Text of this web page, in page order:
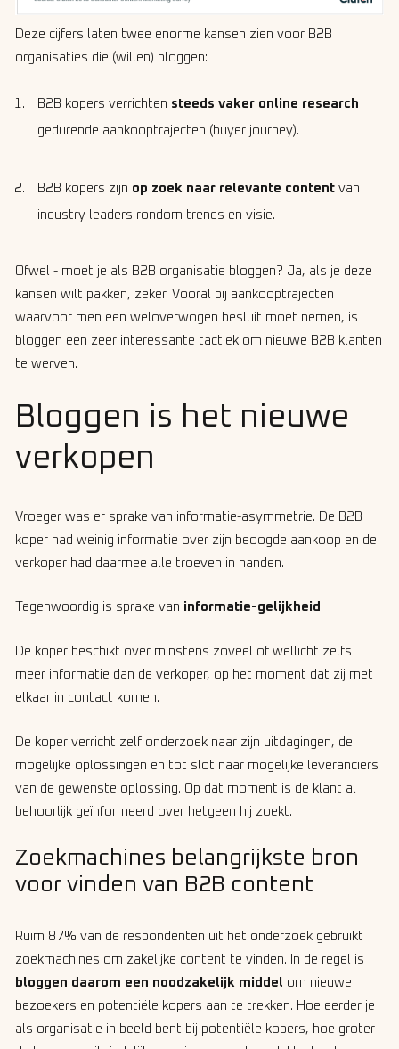
Deze cijfers laten twee enorme kansen zien voor B2B
organisaties die (willen) bloggen:
B2B kopers verrichten steeds vaker online research
gedurende aankooptrajecten (buyer journey).
B2B kopers zijn op zoek naar relevante content van
industry leaders rondom trends en visie.
Ofwel - moet je als B2B organisatie bloggen? Ja, als je deze
kansen wilt pakken, zeker. Vooral bij aankooptrajecten
waarvoor men een weloverwogen besluit moet nemen, is
bloggen een zeer interessante tactiek om nieuwe B2B klanten
te werven.
Bloggen is het nieuwe
verkopen
Vroeger was er sprake van informatie-asymmetrie. De B2B
koper had weinig informatie over zijn beoogde aankoop en de
verkoper had daarmee alle troeven in handen.
Tegenwoordig is sprake van informatie-gelijkheid .
De koper beschikt over minstens zoveel of wellicht zelfs
meer informatie dan de verkoper, op het moment dat zij met
elkaar in contact komen.
De koper verricht zelf onderzoek naar zijn uitdagingen, de
mogelijke oplossingen en tot slot naar mogelijke leveranciers
van de gewenste oplossing. Op dat moment is de klant al
behoorlijk geïnformeerd over hetgeen hij zoekt.
Zoekmachines belangrijkste bron
voor vinden van B2B content
Ruim 87% van de respondenten uit het onderzoek gebruikt
zoekmachines om zakelijke content te vinden. In de regel is
bloggen daarom een noodzakelijk middel om nieuwe
bezoekers en potentiële kopers aan te trekken. Hoe eerder je
als organisatie in beeld bent bij potentiële kopers, hoe groter